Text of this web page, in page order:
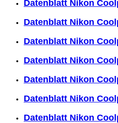
Datenblatt Nikon
Datenblatt Nikon
Datenblatt Nikon
Datenblatt Nikon
Datenblatt Nikon
Datenblatt Nikon
Datenblatt Nikon